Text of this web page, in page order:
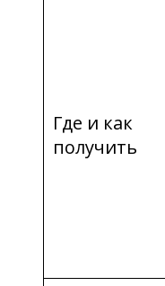
Где и как
получить